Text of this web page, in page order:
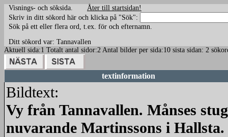
Visnings- och söksida. Åter till startsidan!
Skriv in ditt sökord här och klicka på "Sök":
Sök på ett eller flera ord, t.ex. för och efternamn.
Ditt sökord var: Tannavallen
Aktuell sida:1 Totalt antal sidor:2 Antal bilder per sida:10 sista sidan: 2
textinformation
Bildtext:
Vy från Tannavallen. Månses
nuvarande Martinssons i Hallsta.